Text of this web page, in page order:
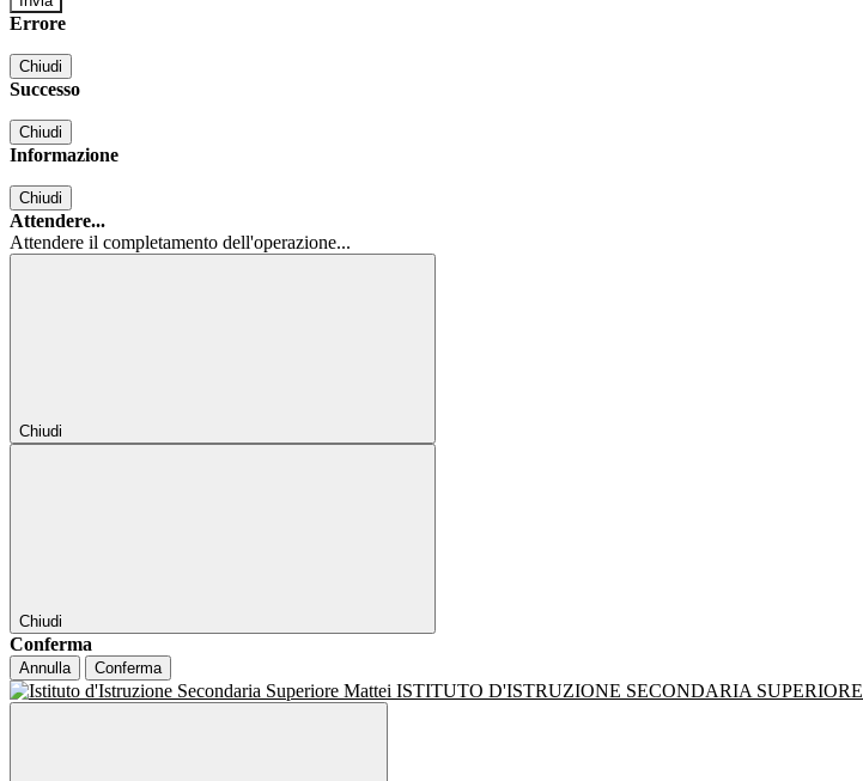
Errore
Chiudi
Successo
Chiudi
Informazione
Chiudi
Attendere...
Attendere il completamento dell'operazione...
Chiudi
Chiudi
Conferma
Annulla Conferma
ISTITUTO D'ISTRUZIONE SECONDARIA SUPERIORE